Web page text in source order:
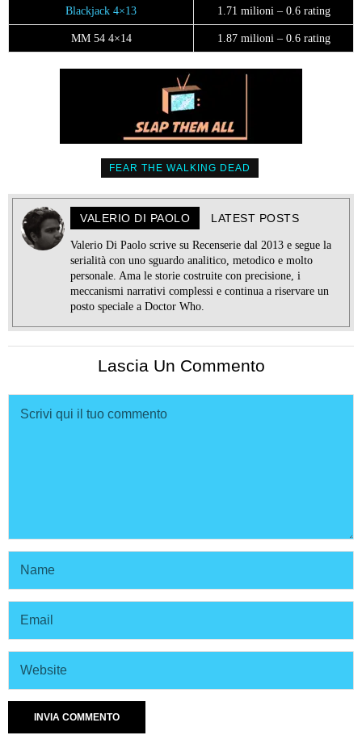
Blackjack 4×13 1.71 milioni – 0.6 rating
MM 54 4×14 1.87 milioni – 0.6 rating
FEAR THE WALKING DEAD
VALERIO DI PAOLO LATEST POSTS
Valerio Di Paolo scrive su Recenserie dal 2013 e segue la
serialità con uno sguardo analitico, metodico e molto
personale. Ama le storie costruite con precisione, i
meccanismi narrativi complessi e continua a riservare un
posto speciale a Doctor Who.
Lascia Un Commento